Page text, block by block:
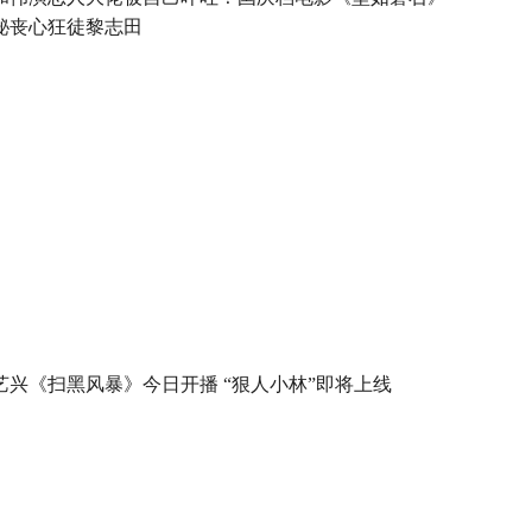
丧心狂徒黎志田
兴《扫黑风暴》今日开播 “狠人小林”即将上线